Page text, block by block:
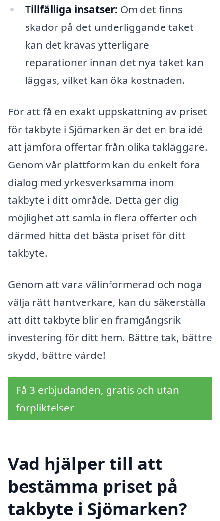
Tillfälliga insatser: Om det finns
skador på det underliggande taket
kan det krävas ytterligare
reparationer innan det nya taket kan
läggas, vilket kan öka kostnaden.
För att få en exakt uppskattning av priset
för takbyte i Sjömarken är det en bra idé
att jämföra offertar från olika takläggare.
Genom vår plattform kan du enkelt föra
dialog med yrkesverksamma inom
takbyte i ditt område. Detta ger dig
möjlighet att samla in flera offerter och
därmed hitta det bästa priset för ditt
takbyte.
Genom att vara välinformerad och noga
välja rätt hantverkare, kan du säkerställa
att ditt takbyte blir en framgångsrik
investering för ditt hem. Bättre tak, bättre
skydd, bättre värde!
Få 3 erbjudanden, gratis och utan
förpliktelser
Vad hjälper till att
bestämma priset på
takbyte i Sjömarken?